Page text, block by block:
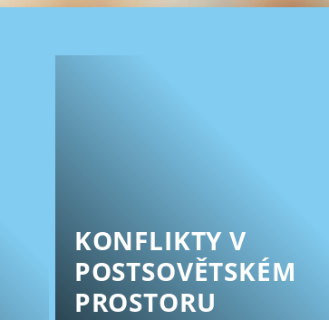
KONFLIKTY V
POSTSOVĚTSKÉM
PROSTORU